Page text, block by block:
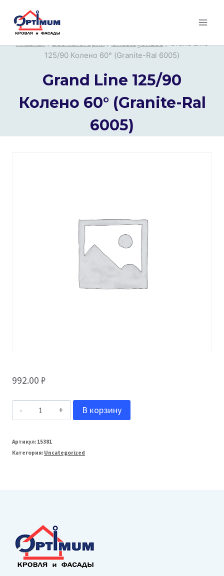
Перейти
Главная / Все категории / Uncategorized / Grand Line
125/90 Колено 60° (Granite-Ral 6005)
Grand Line 125/90
Колено 60° (Granite-Ral
6005)
992.00 ₽
Количество
Grand
Line
Ral
6005)
В корзину
Артикул: 15381
Категория: Uncategorized